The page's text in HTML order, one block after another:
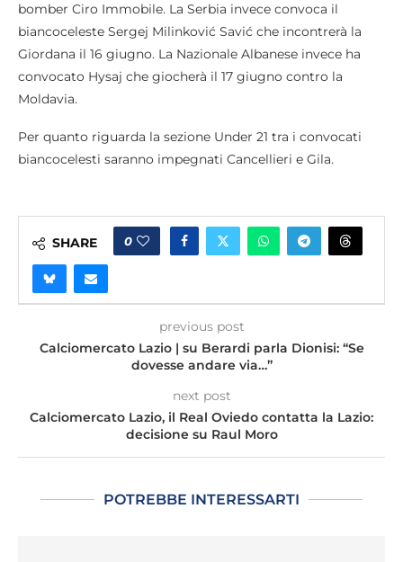
bomber Ciro Immobile. La Serbia invece convoca il
biancoceleste Sergej Milinković Savić che incontrerà la
Giordana il 16 giugno. La Nazionale Albanese invece ha
convocato Hysaj che giocherà il 17 giugno contro la
Moldavia.
Per quanto riguarda la sezione Under 21 tra i convocati
biancocelesti saranno impegnati Cancellieri e Gila.
SHARE 0
previous post
Calciomercato Lazio | su Berardi parla Dionisi: “Se
dovesse andare via…”
next post
Calciomercato Lazio, il Real Oviedo contatta la Lazio:
decisione su Raul Moro
POTREBBE INTERESSARTI